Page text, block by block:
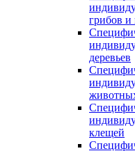
грибов и
деревьев
клещей